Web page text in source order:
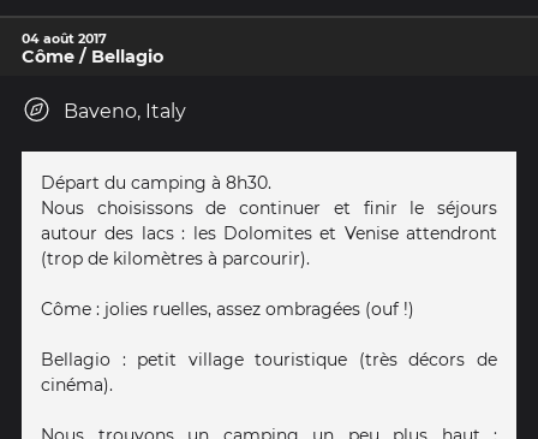
04 août 2017
Côme / Bellagio
Baveno, Italy
Départ du camping à 8h30.
Nous choisissons de continuer et finir le séjours
autour des lacs : les Dolomites et Venise attendront
(trop de kilomètres à parcourir).
Côme : jolies ruelles, assez ombragées (ouf !)
Bellagio : petit village touristique (très décors de
cinéma).